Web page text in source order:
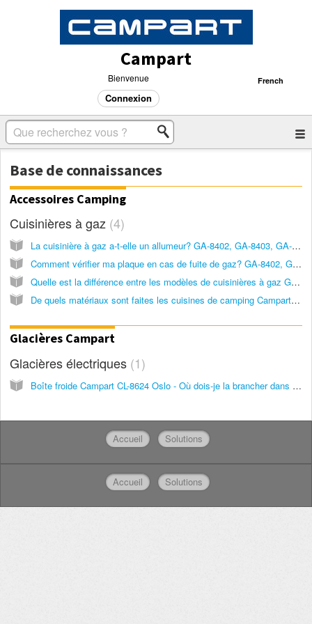
Campart
French
Bienvenue
Connexion
Base de connaissances
Accessoires Camping
Cuisinières à gaz 4
La cuisinière à gaz a-t-elle un allumeur? GA-8402, GA-8403, GA-8404
Comment vérifier ma plaque en cas de fuite de gaz? GA-8402, GA-8403, GA-8404
Quelle est la différence entre les modèles de cuisinières à gaz GA-8403 et GA-8413 ?
De quels matériaux sont faites les cuisines de camping Campart et sont-elles résistantes à la pluie ?
Glacières Campart
Glacières électriques 1
Boîte froide Campart CL-8624 Oslo - Où dois-je la brancher dans la voiture et le moteur doit-il fonctionner pour pouvoir fonctionner?
Accueil Solutions
Accueil Solutions